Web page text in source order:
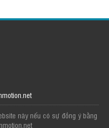
này nếu có sự đồng ý bằng